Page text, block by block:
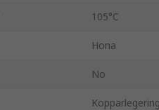
105°C
Hona
No
Kopparlegering